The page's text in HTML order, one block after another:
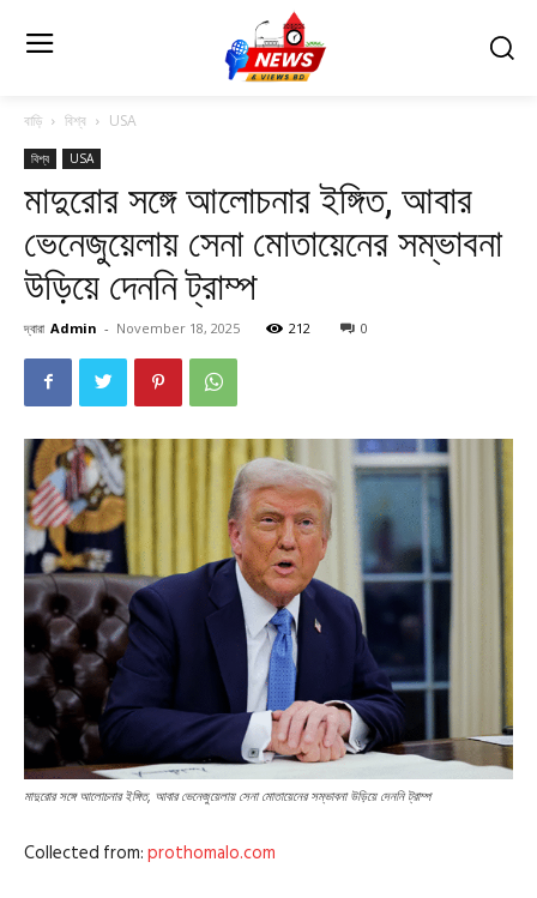
বাড়ি বিশ্ব USA
বিশ্ব USA
মাদুরোর সঙ্গে আলোচনার ইঙ্গিত, আবার
ভেনেজুয়েলায় সেনা মোতায়েনের সম্ভাবনা
উড়িয়ে দেননি ট্রাম্প
দ্বারা Admin - November 18, 2025 212 0
মাদুরোর সঙ্গে আলোচনার ইঙ্গিত, আবার ভেনেজুয়েলায় সেনা মোতায়েনের সম্ভাবনা উড়িয়ে দেননি ট্রাম্প
Collected from:prothomalo.com